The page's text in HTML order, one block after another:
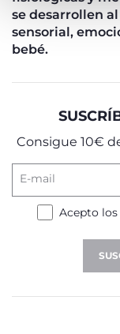
se desarrollen
sensorial,
bebé.
Consigue 10€
E-mail
Acepto